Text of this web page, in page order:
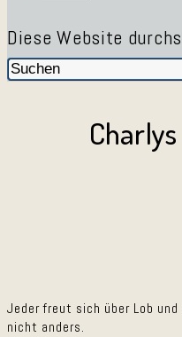
Diese Website
Jeder freut sich über Lob
nicht anders.